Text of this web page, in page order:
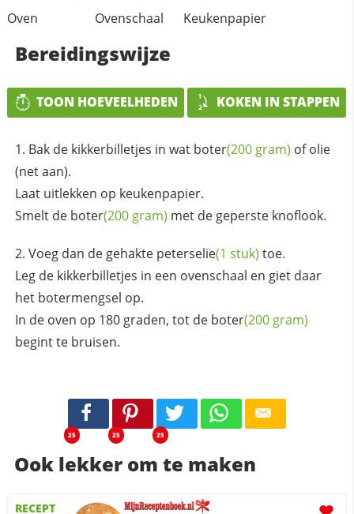
Oven
Ovenschaal Keukenpapier
Bereidingswijze
TOON HOEVEELHEDEN KOKEN IN STAPPEN
Bak de kikkerbilletjes in wat boter(200 gram) of olie
(net aan).
Laat uitlekken op keukenpapier.
Smelt de boter(200 gram) met de geperste knoflook.
Voeg dan de gehakte peterselie(1 stuk) toe.
Leg de kikkerbilletjes in een ovenschaal en giet daar
het botermengsel op.
In de oven op 180 graden, tot de boter(200 gram)
begint te bruisen.
25 25 25
Ook lekker om te maken
RECEPT